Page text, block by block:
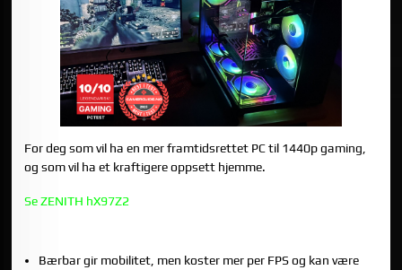
For deg som vil ha en mer framtidsrettet PC til 1440p gaming,
og som vil ha et kraftigere oppsett hjemme.
Se ZENITH hX97Z2
Bærbar gir mobilitet, men koster mer per FPS og kan være